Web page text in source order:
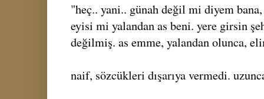
"heç.. yani.. günah değil mi diyem bana,
eyisi mi yalandan as beni. yere girsin
değilmiş. as emme, yalandan olunca,
naif, sözcükleri dışarıya vermedi.